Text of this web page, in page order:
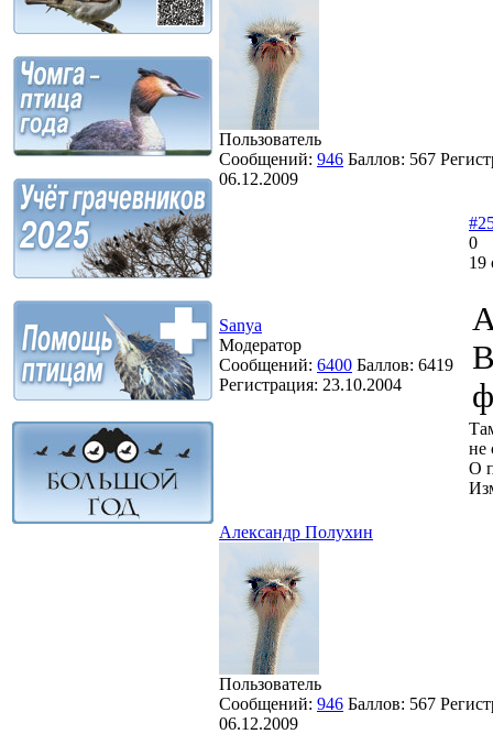
Пользователь
Сообщений: 946 Баллов: 567
06.12.2009
Sanya
Модератор
Сообщений: 6400 Баллов: 6419
Регистрация: 23.10.2004
0
19
не
О
Александр Полухин
Пользователь
Сообщений: 946 Баллов: 567
06.12.2009